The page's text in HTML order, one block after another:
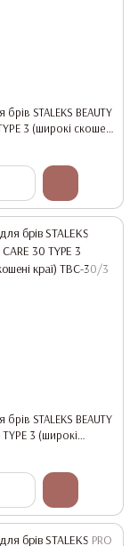
брів STALEKS BEAUTY
3 (широкі скошені
брів STALEKS BEAUTY
TYPE 3 (широкі